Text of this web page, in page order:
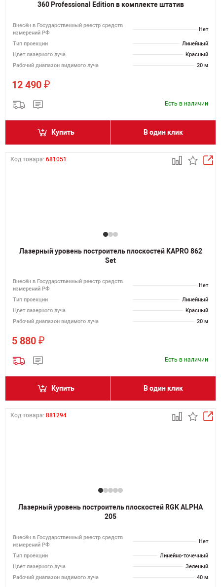
360 Professional Edition в комплекте штатив
Внесён в Государственный реестр средств
измерений РФ
Нет
Тип проекции
Линейный
Цвет лазерного луча
Красный
Рабочий диапазон видимого луча
20 м
12 490 ₽
Есть в наличии
Купить В один клик
Код товара: 681051
Лазерный уровень построитель плоскостей KAPRO 862
Set
Внесён в Государственный реестр средств
измерений РФ
Нет
Тип проекции
Линейный
Цвет лазерного луча
Красный
Рабочий диапазон видимого луча
20 м
5 880 ₽
Есть в наличии
Купить В один клик
Код товара: 881294
Лазерный уровень построитель плоскостей RGK ALPHA
205
Внесён в Государственный реестр средств
измерений РФ
Нет
Тип проекции
Линейно-точечный
Цвет лазерного луча
Зеленый
Рабочий диапазон видимого луча
40 м